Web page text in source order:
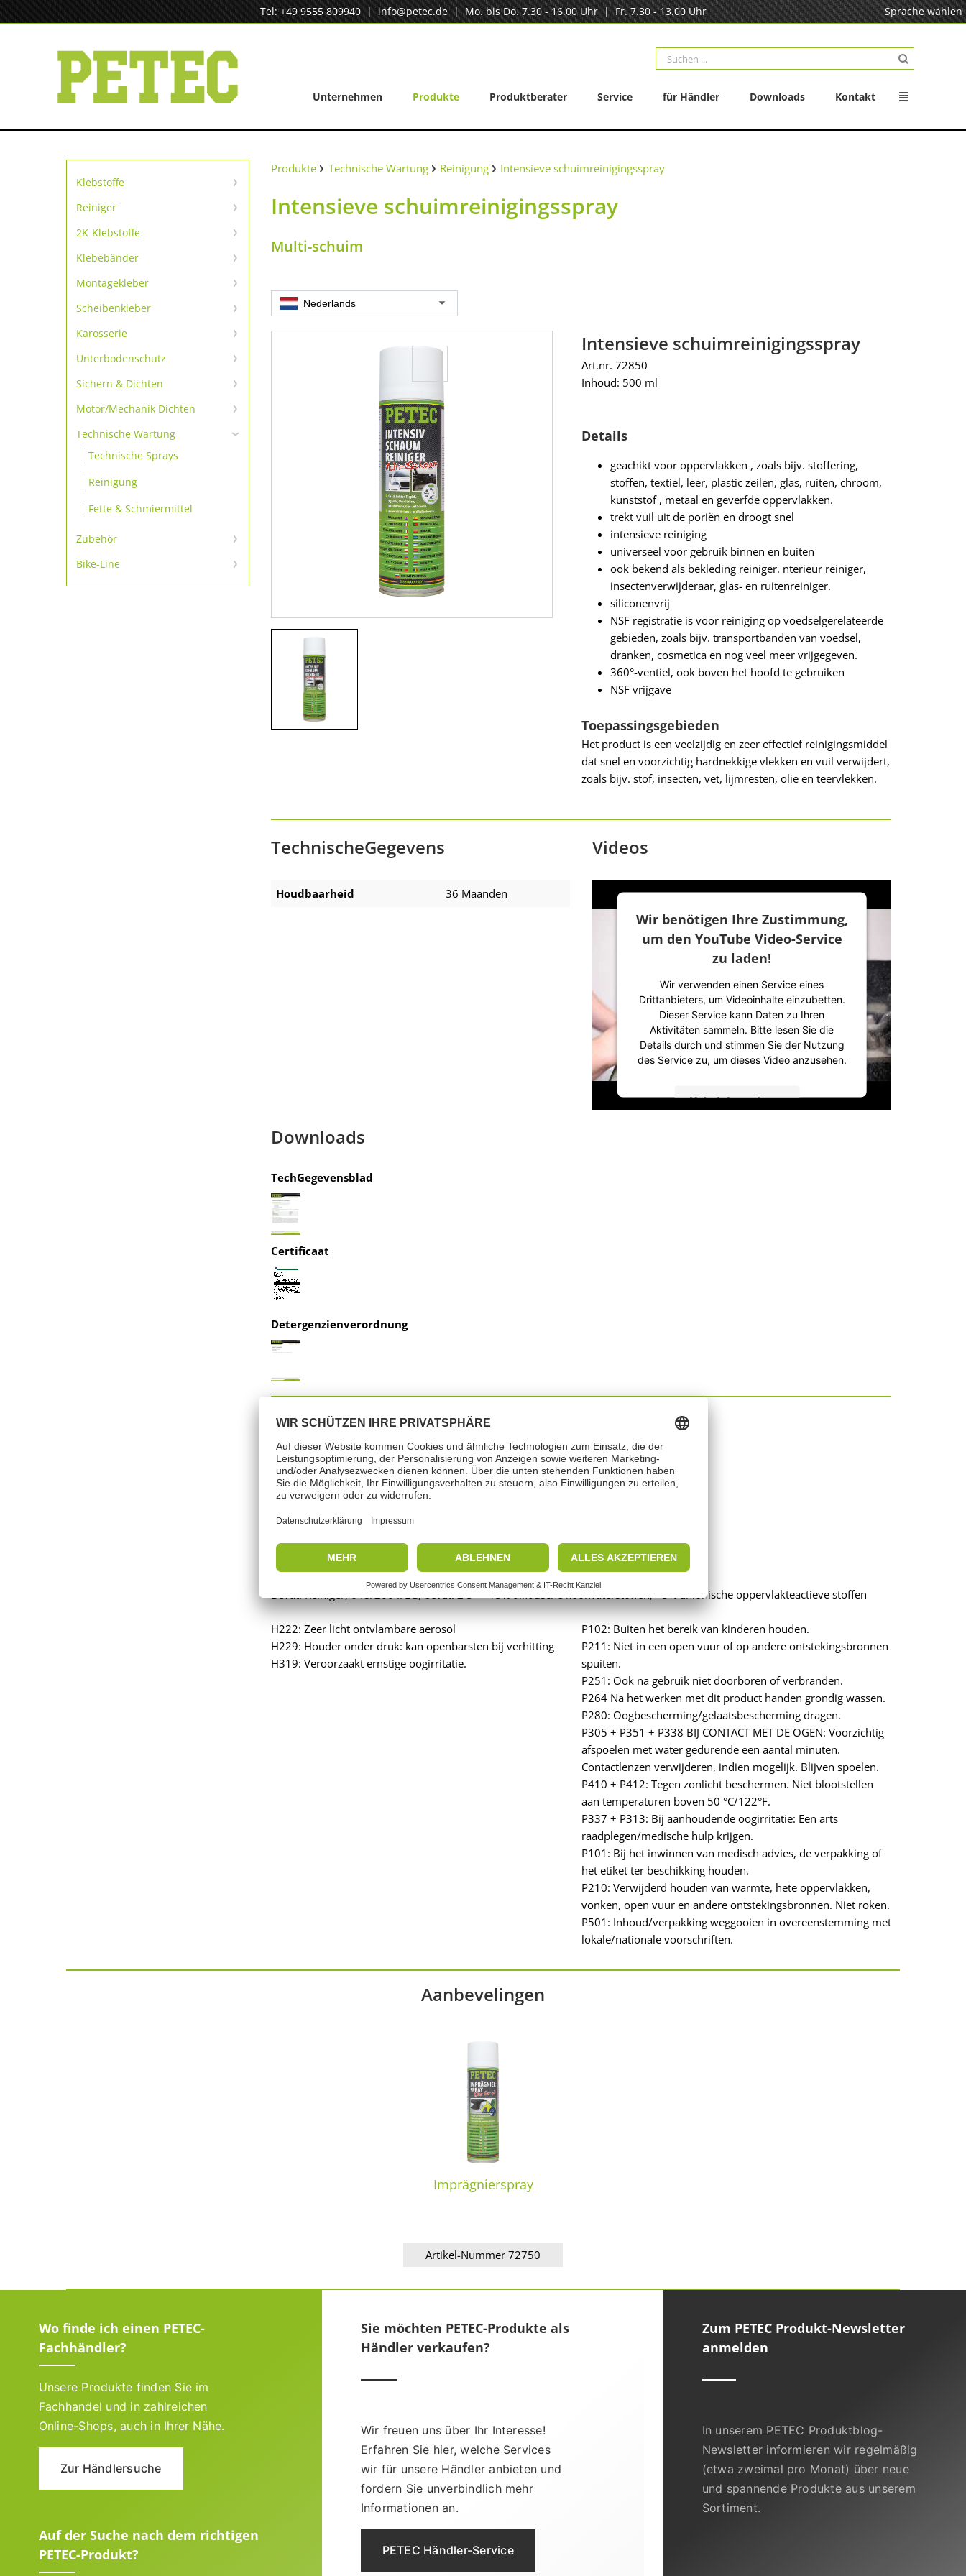
Inhalt
Tel: +49 9555 809940|info@petec.de| Mo. bis Do. 7.30 - 16.00 Uhr | Fr. 7.30 - 13.00 Uhr Sprache wählen
Suche
nach:
Unternehmen Produkte Produktberater Service für Händler Downloads Kontakt
Klebstoffe
Sofortklebstoffe
SpeedBond Klebesystem
Kontaktklebstoffe
Reiniger
Reiniger
2K-Klebstoffe
Universelle Reparatur
Metallreparatur
Klebebänder
TapeLine Klebebänder
Montagekleber
Kleben & Dichten
Scheibenkleber
Scheibenkleber-primerlos
Scheibenkleber-Set
Scheibenkleber
Scheibenkleber Zubehör
Karosserie
Karosserie Klebe- und
Karosserie-Reparatur
Karosseriedichtschnur & -
bänder
Unterbodenschutz
Unterbodenschutz &
Sichern & Dichten
Schrauben sichern
Sichern
Dichten
Gewindedichtungen
Motor/Mechanik Dichten
Motordichtmassen
Additive
Technische Wartung
Technische Sprays
Reinigung
Fette & Schmiermittel
Zubehör
Zubehör
Ausdrückpistolen
Bike-Line
Bike-Line
Produkte Technische Wartung Reinigung Intensieve schuimreinigingsspray
Intensieve schuimreinigingsspray
Multi-schuim
Nederlands
Intensieve schuimreinigingsspray
Art.nr. 72850
Inhoud: 500 ml
Details
geachikt voor oppervlakken , zoals bijv. stoffering,
stoffen, textiel, leer, plastic zeilen, glas, ruiten, chroom,
kunststof , metaal en geverfde oppervlakken.
trekt vuil uit de poriën en droogt snel
intensieve reiniging
universeel voor gebruik binnen en buiten
ook bekend als bekleding reiniger. nterieur reiniger,
insectenverwijderaar, glas- en ruitenreiniger.
siliconenvrij
NSF registratie is voor reiniging op voedselgerelateerde
gebieden, zoals bijv. transportbanden van voedsel,
dranken, cosmetica en nog veel meer vrijgegeven.
360°-ventiel, ook boven het hoofd te gebruiken
NSF vrijgave
Toepassingsgebieden
Het product is een veelzijdig en zeer effectief reinigingsmiddel
dat snel en voorzichtig hardnekkige vlekken en vuil verwijdert,
zoals bijv. stof, insecten, vet, lijmresten, olie en teervlekken.
TechnischeGegevens
Houdbaarheid 36 Maanden
Videos
Wir benötigen Ihre Zustimmung,
um den YouTube Video-Service
zu laden!
Wir verwenden einen Service eines
Drittanbieters, um Videoinhalte einzubetten.
Dieser Service kann Daten zu Ihren
Aktivitäten sammeln. Bitte lesen Sie die
Details durch und stimmen Sie der Nutzung
des Service zu, um dieses Video anzusehen.
Mehr Informationen
Downloads
TechGegevensblad
Certificaat
Detergenzienverordnung
Gevaarteken
Signaalwoord: Gevaar
Bevat: Reiniger, 648/2004/EG, bevat: ≥ 5 - <15% alifatische koolwaterstoffen; <5% anionische oppervlakteactieve stoffen
H222: Zeer licht ontvlambare aerosol
H229: Houder onder druk: kan openbarsten bij verhitting
H319: Veroorzaakt ernstige oogirritatie.
P102: Buiten het bereik van kinderen houden.
P211: Niet in een open vuur of op andere ontstekingsbronnen
spuiten.
P251: Ook na gebruik niet doorboren of verbranden.
P264 Na het werken met dit product handen grondig wassen.
P280: Oogbescherming/gelaatsbescherming dragen.
P305 + P351 + P338 BIJ CONTACT MET DE OGEN: Voorzichtig
afspoelen met water gedurende een aantal minuten.
Contactlenzen verwijderen, indien mogelijk. Blijven spoelen.
P410 + P412: Tegen zonlicht beschermen. Niet blootstellen
aan temperaturen boven 50 °C/122°F.
P337 + P313: Bij aanhoudende oogirritatie: Een arts
raadplegen/medische hulp krijgen.
P101: Bij het inwinnen van medisch advies, de verpakking of
het etiket ter beschikking houden.
P210: Verwijderd houden van warmte, hete oppervlakken,
vonken, open vuur en andere ontstekingsbronnen. Niet roken.
P501: Inhoud/verpakking weggooien in overeenstemming met
lokale/nationale voorschriften.
Aanbevelingen
Imprägnierspray
Artikel-Nummer 72750
Wo finde ich einen PETEC-
Fachhändler?
Unsere Produkte finden Sie im
Fachhandel und in zahlreichen
Online-Shops, auch in Ihrer Nähe.
Zur Händlersuche
Auf der Suche nach dem richtigen
PETEC-Produkt?
Sie möchten PETEC-Produkte als
Händler verkaufen?
Wir freuen uns über Ihr Interesse!
Erfahren Sie hier, welche Services
wir für unsere Händler anbieten und
fordern Sie unverbindlich mehr
Informationen an.
PETEC Händler-Service
Zum PETEC Produkt-Newsletter
anmelden
In unserem PETEC Produktblog-
Newsletter informieren wir regelmäßig
(etwa zweimal pro Monat) über neue
und spannende Produkte aus unserem
Sortiment.